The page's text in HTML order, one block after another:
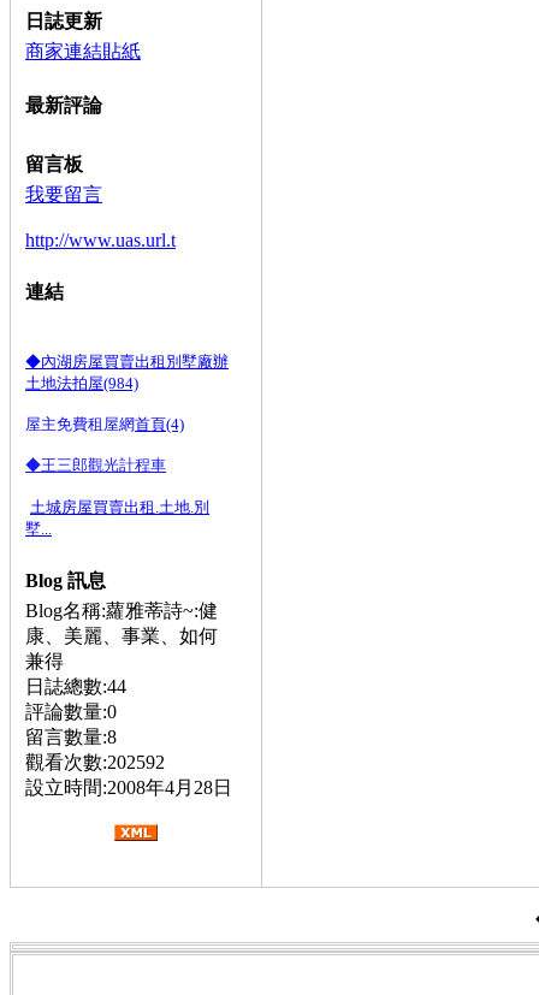
日誌更新
商家連結貼紙
最新評論
留言板
我要留言
http://www.uas.url.t
連結
◆內湖房屋買賣出租別墅廠辦
土地法拍屋(984)
屋主免費租屋網首頁(4)
◆王三郎觀光計程車
土城房屋買賣出租.土地.別
墅...
Blog 訊息
Blog名稱:蘿雅蒂詩~:健
康、美麗、事業、如何
兼得
日誌總數:44
評論數量:0
留言數量:8
觀看次數:202592
設立時間:2008年4月28日